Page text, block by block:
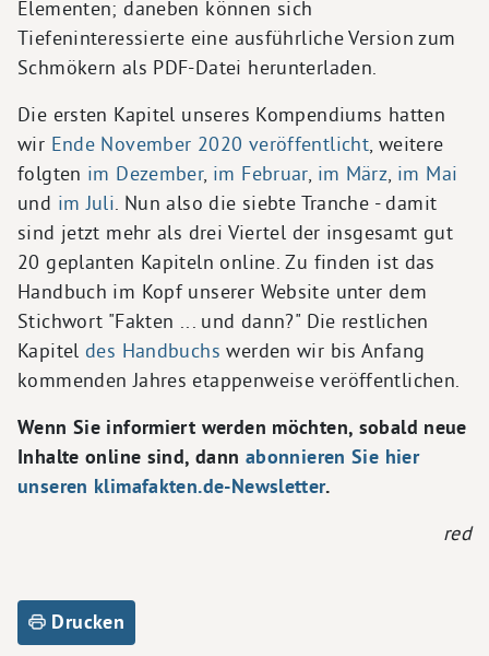
Elementen; daneben können sich
Tiefeninteressierte eine ausführliche Version zum
Schmökern als PDF-Datei herunterladen.
Die ersten Kapitel unseres Kompendiums hatten
wir Ende November 2020 veröffentlicht, weitere
folgten im Dezember, im Februar, im März, im Mai
und im Juli. Nun also die siebte Tranche - damit
sind jetzt mehr als drei Viertel der insgesamt gut
20 geplanten Kapiteln online. Zu finden ist das
Handbuch im Kopf unserer Website unter dem
Stichwort "Fakten ... und dann?" Die restlichen
Kapitel des Handbuchs werden wir bis Anfang
kommenden Jahres etappenweise veröffentlichen.
Wenn Sie informiert werden möchten, sobald neue
Inhalte online sind, dann abonnieren Sie hier
unseren klimafakten.de-Newsletter.
red
Drucken